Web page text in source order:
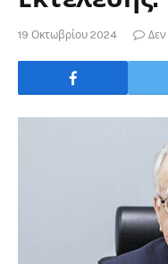
19 Οκτωβρίου 2024